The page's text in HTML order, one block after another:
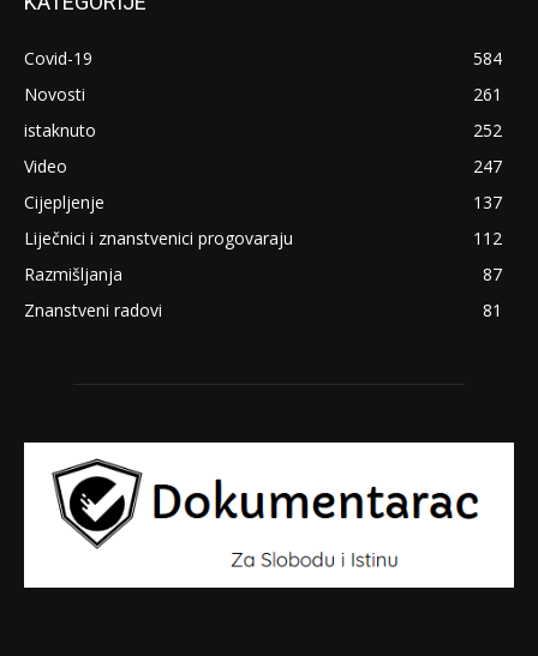
Covid-19
584
Novosti
261
istaknuto
252
Video
247
Cijepljenje
137
Liječnici i znanstvenici progovaraju
112
Razmišljanja
87
Znanstveni radovi
81